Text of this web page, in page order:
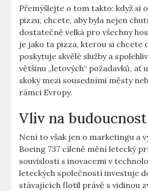
Přemýšlejte o tom takto: když si
pizzu, chcete, aby byla nejen
dostatečně velká pro všechny
je jako ta pizza, ​kterou‌ si chcete
poskytuje skvělé služby a
většinu „letových“ požadavků, ať⁤
skoky mezi sousedními městy
rámci Evropy.
Vliv na
Není to však ⁢jen ⁤o marketingu a
Boeing 737 cíleně mění ⁣letecký
souvislosti s‍ inovacemi v
leteckých‍ společností ‌investuje
stávajících flotil právě ⁤s vidinou